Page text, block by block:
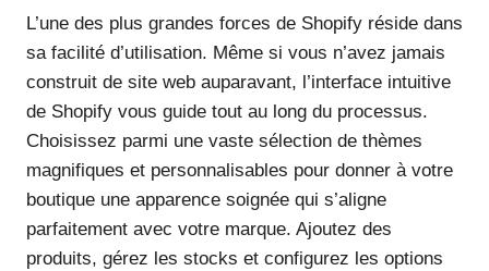
L’une des plus grandes forces de Shopify réside dans
sa facilité d’utilisation. Même si vous n’avez jamais
construit de site web auparavant, l’interface intuitive
de Shopify vous guide tout au long du processus.
Choisissez parmi une vaste sélection de thèmes
magnifiques et personnalisables pour donner à votre
boutique une apparence soignée qui s’aligne
parfaitement avec votre marque. Ajoutez des
produits, gérez les stocks et configurez les options